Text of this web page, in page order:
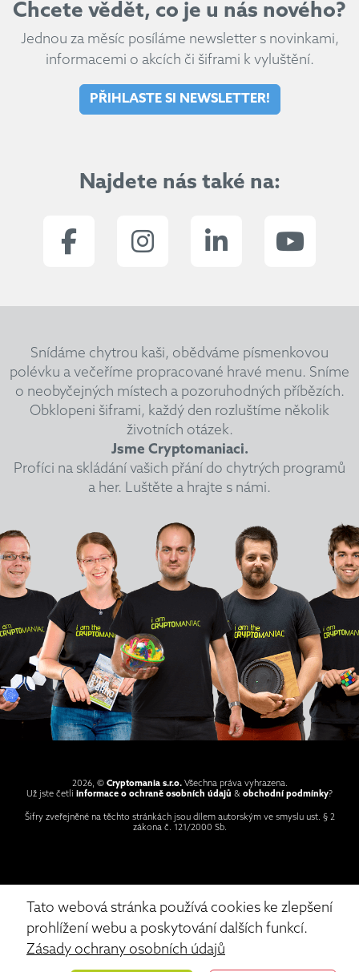
Chcete vědět, co je u nás nového?
Jednou za měsíc posíláme newsletter s novinkami,
informacemi o akcích či šiframi k vyluštění.
PŘIHLASTE SI NEWSLETTER!
Najdete nás také na:
Snídáme chytrou kaši, obědváme písmenkovou
polévku a večeříme propracované hravé menu. Sníme
o neobyčejných místech a pozoruhodných příbězích.
Obklopeni šiframi, každý den rozluštíme několik
životních otázek.
Jsme Cryptomaniaci.
Profíci na skládání vašich přání do chytrých programů
a her. Luštěte a hrajte s námi.
2026, © Cryptomania s.r.o. Všechna práva vyhrazena.
Už jste četli informace o ochraně osobních údajů & obchodní podmínky?
Šifry zveřejněné na těchto stránkách jsou dílem autorským ve smyslu ust. § 2
zákona č. 121/2000 Sb.
Tato webová stránka používá cookies ke zlepšení
prohlížení webu a poskytování dalších funkcí.
Zásady ochrany osobních údajů